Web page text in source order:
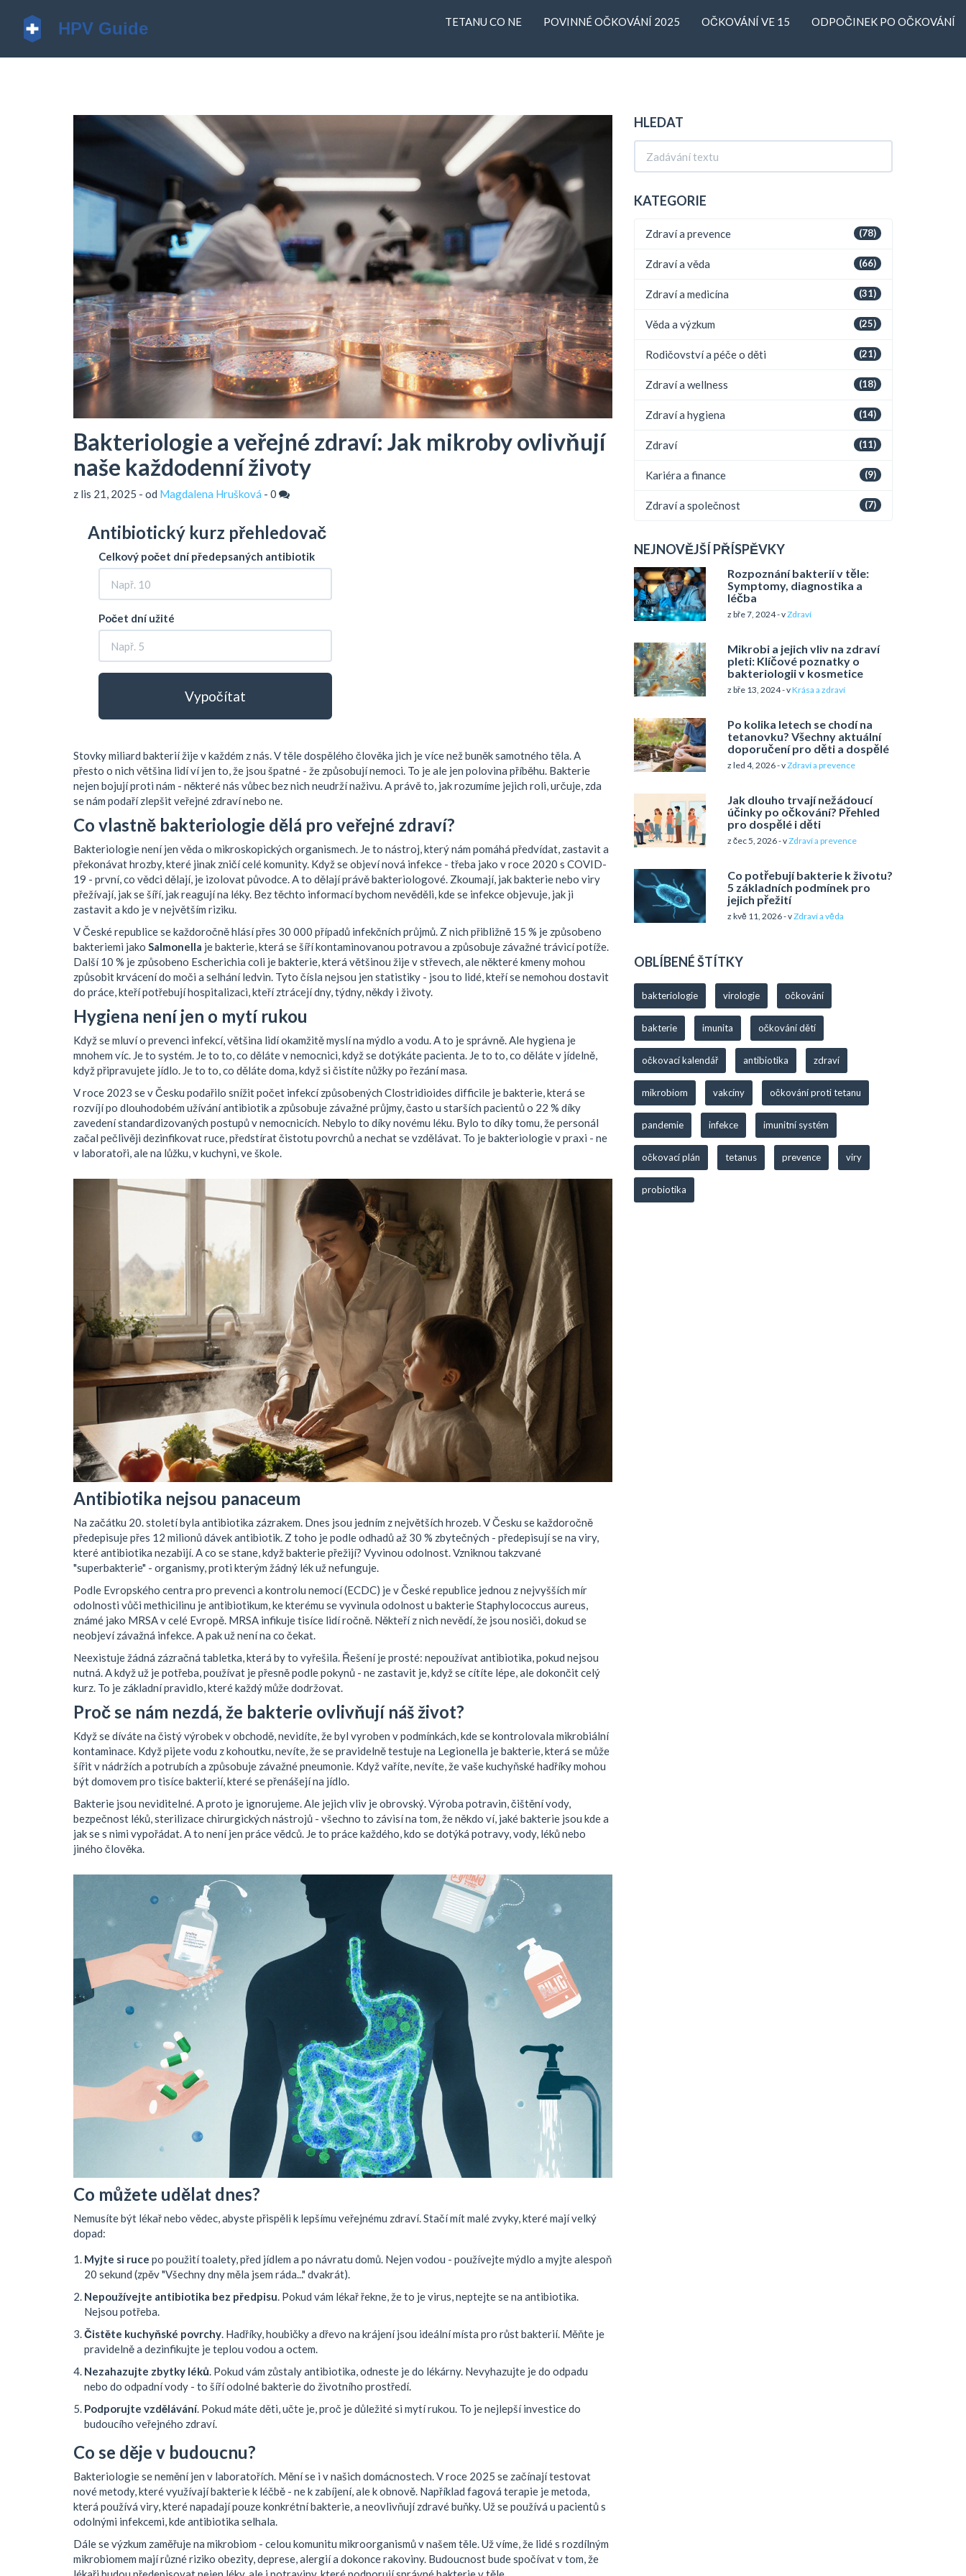
TETANU CO NE POVINNÉ OČKOVÁNÍ 2025 OČKOVÁNÍ VE 15 ODPOČINEK PO OČKOVÁNÍ
Bakteriologie a veřejné zdraví: Jak mikroby ovlivňují
naše každodenní životy
z lis 21, 2025 - od Magdalena Hrušková - 0
Antibiotický kurz přehledovač
Celkový počet dní předepsaných antibiotik
Počet dní užité
Vypočítat
Stovky miliard bakterií žije v každém z nás. V těle dospělého člověka jich je více než buněk samotného těla. A
přesto o nich většina lidí ví jen to, že jsou špatné - že způsobují nemoci. To je ale jen polovina příběhu. Bakterie
nejen bojují proti nám - některé nás vůbec bez nich neudrží naživu. A právě to, jak rozumíme jejich roli, určuje, zda
se nám podaří zlepšit veřejné zdraví nebo ne.
Co vlastně bakteriologie dělá pro veřejné zdraví?
Bakteriologie není jen věda o mikroskopických organismech. Je to nástroj, který nám pomáhá předvídat, zastavit a
překonávat hrozby, které jinak zničí celé komunity. Když se objeví nová infekce - třeba jako v roce 2020 s COVID-
19 - první, co vědci dělají, je izolovat původce. A to dělají právě bakteriologové. Zkoumají, jak bakterie nebo viry
přežívají, jak se šíří, jak reagují na léky. Bez těchto informací bychom nevěděli, kde se infekce objevuje, jak ji
zastavit a kdo je v největším riziku.
V České republice se každoročně hlásí přes 30 000 případů infekčních průjmů. Z nich přibližně 15 % je způsobeno
bakteriemi jako Salmonella jebakterie, která se šíří kontaminovanou potravou a způsobuje závažné trávicí potíže.
Další 10 % je způsobeno Escherichia coli jebakterie, která většinou žije v střevech, ale některé kmeny mohou
způsobit krvácení do moči a selhání ledvin. Tyto čísla nejsou jen statistiky - jsou to lidé, kteří se nemohou dostavit
do práce, kteří potřebují hospitalizaci, kteří ztrácejí dny, týdny, někdy i životy.
Hygiena není jen o mytí rukou
Když se mluví o prevenci infekcí, většina lidí okamžitě myslí na mýdlo a vodu. A to je správně. Ale hygiena je
mnohem víc. Je to systém. Je to to, co děláte v nemocnici, když se dotýkáte pacienta. Je to to, co děláte v jídelně,
když připravujete jídlo. Je to to, co děláte doma, když si čistíte nůžky po řezání masa.
V roce 2023 se v Česku podařilo snížit počet infekcí způsobených Clostridioides difficile jebakterie, která se
rozvíjí po dlouhodobém užívání antibiotik a způsobuje závažné průjmy, často u starších pacientůo 22 % díky
zavedení standardizovaných postupů v nemocnicích. Nebylo to díky novému léku. Bylo to díky tomu, že personál
začal pečlivěji dezinfikovat ruce, předstírat čistotu povrchů a nechat se vzdělávat. To je bakteriologie v praxi - ne
v laboratoři, ale na lůžku, v kuchyni, ve škole.
Antibiotika nejsou panaceum
Na začátku 20. století byla antibiotika zázrakem. Dnes jsou jedním z největších hrozeb. V Česku se každoročně
předepisuje přes 12 milionů dávek antibiotik. Z toho je podle odhadů až 30 % zbytečných - předepisují se na viry,
které antibiotika nezabijí. A co se stane, když bakterie přežijí? Vyvinou odolnost. Vzniknou takzvané
"superbakterie" - organismy, proti kterým žádný lék už nefunguje.
Podle Evropského centra pro prevenci a kontrolu nemocí (ECDC) je v České republice jednou z nejvyšších mír
odolnosti vůči methicilinu jeantibiotikum, ke kterému se vyvinula odolnost u bakterie Staphylococcus aureus,
známé jako MRSAv celé Evropě. MRSA infikuje tisíce lidí ročně. Někteří z nich nevědí, že jsou nosiči, dokud se
neobjeví závažná infekce. A pak už není na co čekat.
Neexistuje žádná zázračná tabletka, která by to vyřešila. Řešení je prosté: nepoužívat antibiotika, pokud nejsou
nutná. A když už je potřeba, používat je přesně podle pokynů - ne zastavit je, když se cítíte lépe, ale dokončit celý
kurz. To je základní pravidlo, které každý může dodržovat.
Proč se nám nezdá, že bakterie ovlivňují náš život?
Když se díváte na čistý výrobek v obchodě, nevidíte, že byl vyroben v podmínkách, kde se kontrolovala mikrobiální
kontaminace. Když pijete vodu z kohoutku, nevíte, že se pravidelně testuje na Legionella jebakterie, která se může
šířit v nádržích a potrubích a způsobuje závažné pneumonie. Když vaříte, nevíte, že vaše kuchyňské hadříky mohou
být domovem pro tisíce bakterií, které se přenášejí na jídlo.
Bakterie jsou neviditelné. A proto je ignorujeme. Ale jejich vliv je obrovský. Výroba potravin, čištění vody,
bezpečnost léků, sterilizace chirurgických nástrojů - všechno to závisí na tom, že někdo ví, jaké bakterie jsou kde a
jak se s nimi vypořádat. A to není jen práce vědců. Je to práce každého, kdo se dotýká potravy, vody, léků nebo
jiného člověka.
Co můžete udělat dnes?
Nemusíte být lékař nebo vědec, abyste přispěli k lepšímu veřejnému zdraví. Stačí mít malé zvyky, které mají velký
dopad:
Myjte si ruce po použití toalety, před jídlem a po návratu domů. Nejen vodou - používejte mýdlo a myjte alespoň
20 sekund (zpěv "Všechny dny měla jsem ráda..." dvakrát).
Nepoužívejte antibiotika bez předpisu. Pokud vám lékař řekne, že to je virus, neptejte se na antibiotika.
Nejsou potřeba.
Čistěte kuchyňské povrchy. Hadříky, houbičky a dřevo na krájení jsou ideální místa pro růst bakterií. Měňte je
pravidelně a dezinfikujte je teplou vodou a octem.
Nezahazujte zbytky léků. Pokud vám zůstaly antibiotika, odneste je do lékárny. Nevyhazujte je do odpadu
nebo do odpadní vody - to šíří odolné bakterie do životního prostředí.
Podporujte vzdělávání. Pokud máte děti, učte je, proč je důležité si mytí rukou. To je nejlepší investice do
budoucího veřejného zdraví.
Co se děje v budoucnu?
Bakteriologie se nemění jen v laboratořích. Mění se i v našich domácnostech. V roce 2025 se začínají testovat
nové metody, které využívají bakterie k léčbě - ne k zabíjení, ale k obnově. Například fagová terapie jemetoda,
která používá viry, které napadají pouze konkrétní bakterie, a neovlivňují zdravé buňky. Už se používá u pacientů s
odolnými infekcemi, kde antibiotika selhala.
Dále se výzkum zaměřuje na mikrobiom - celou komunitu mikroorganismů v našem těle. Už víme, že lidé s rozdílným
mikrobiomem mají různé riziko obezity, deprese, alergií a dokonce rakoviny. Budoucnost bude spočívat v tom, že
HLEDAT
KATEGORIE
(78)
Zdraví a prevence
(66)
Zdraví a věda
(31)
Zdraví a medicína
(25)
Věda a výzkum
(21)
Rodičovství a péče o děti
(18)
Zdraví a wellness
(14)
Zdraví a hygiena
(11)
Zdraví
(9)
Kariéra a finance
(7)
Zdraví a společnost
NEJNOVĚJŠÍ PŘÍSPĚVKY
Rozpoznání bakterií v těle:
Symptomy, diagnostika a
léčba
z bře 7, 2024 - vZdraví
Mikrobi a jejich vliv na zdraví
pleti: Klíčové poznatky o
bakteriologii v kosmetice
z bře 13, 2024 - vKrása a zdraví
Po kolika letech se chodí na
tetanovku? Všechny aktuální
doporučení pro děti a dospělé
z led 4, 2026 - vZdraví a prevence
Jak dlouho trvají nežádoucí
účinky po očkování? Přehled
pro dospělé i děti
z čec 5, 2026 - vZdraví a prevence
Co potřebují bakterie k životu?
5 základních podmínek pro
jejich přežití
z kvě 11, 2026 - vZdraví a věda
OBLÍBENÉ ŠTÍTKY
bakteriologie virologie očkování
bakterie imunita očkování dětí
očkovací kalendář antibiotika zdraví
mikrobiom vakcíny očkování proti tetanu
pandemie infekce imunitní systém
očkovací plán tetanus prevence viry
probiotika